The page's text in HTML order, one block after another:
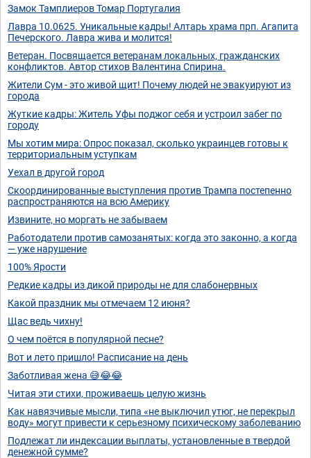
Замок Тамплиеров Томар Португалия
Лавра 10.0625. Уникальные кадры! Алтарь храма прп. Агапита
Печерского. Лавра жива и молится!
Ветеран. Посвящается ветеранам локальных, гражданских
конфликтов. Автор стихов Валентина Спирина.
Жители Сум - это живой щит! Почему людей не эвакуируют из
города
Жуткие кадры: Житель Уфы поджог себя и устроил забег по
городу
Мы хотим мира: Опрос показал, сколько украинцев готовы к
территориальным уступкам
Уехал в другой город
Скоординированные выступления против Трампа постепенно
распространяются на всю Америку
Извините, но моргать не забываем
Работодатели против самозанятых: когда это законно, а когда
— уже нарушение
100% Ярости
Редкие кадры из дикой природы не для слабонервных
Какой праздник мы отмечаем 12 июня?
Щас ведь чихну!
О чем поётся в популярной песне?
Вот и лето пришло! Расписание на день
Заботливая жена 😅😂😂
Читая эти стихи, проживаешь целую жизнь
Как навязчивые мысли, типа «не выключил утюг, не перекрыл
воду» могут привести к серьезному психическому заболеванию
Подлежат ли индексации выплаты, установленные в твердой
денежной сумме?